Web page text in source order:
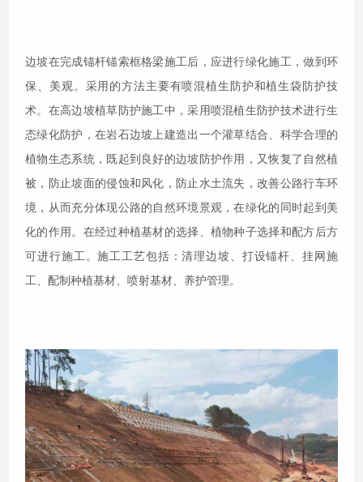
边坡在完成锚杆锚索框格梁施工后，应进行绿化施工，做到环
保、美观。采用的方法主要有喷混植生防护和植生袋防护技
术。在高边坡植草防护施工中，采用喷混植生防护技术进行生
态绿化防护，在岩石边坡上建造出一个灌草结合、科学合理的
植物生态系统，既起到良好的边坡防护作用，又恢复了自然植
被，防止坡面的侵蚀和风化，防止水土流失，改善公路行车环
境，从而充分体现公路的自然环境景观，在绿化的同时起到美
化的作用。在经过种植基材的选择、植物种子选择和配方后方
可进行施工。施工工艺包括：清理边坡、打设锚杆、挂网施
工、配制种植基材、喷射基材、养护管理。